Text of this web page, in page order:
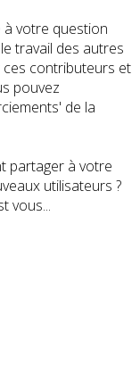
à votre question
travail des autres
contributeurs et
pouvez
de la
partager à votre
utilisateurs ?
vous...